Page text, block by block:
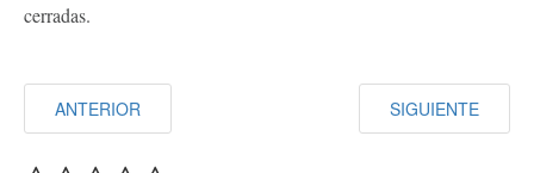
cerradas.
ANTERIOR SIGUIENTE